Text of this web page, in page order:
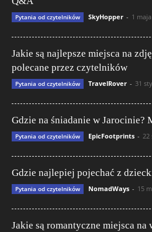
Pytania od czytelników SkyHopper - 1
Jakie są najlepsze miejsca na
polecane przez czytelników
Pytania od czytelników TravelRover - 31
Gdzie na śniadanie w Jarocinie?
Pytania od czytelników EpicFootprints - 22
Gdzie najlepiej pojechać z
Pytania od czytelników NomadWays - 15
Jakie są romantyczne miejsca na